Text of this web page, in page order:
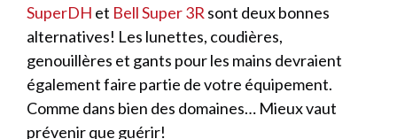
SuperDH et Bell Super 3R sont deux bonnes
alternatives! Les lunettes, coudières,
genouillères et gants pour les mains devraient
également faire partie de votre équipement.
Comme dans bien des domaines… Mieux vaut
prévenir que guérir!